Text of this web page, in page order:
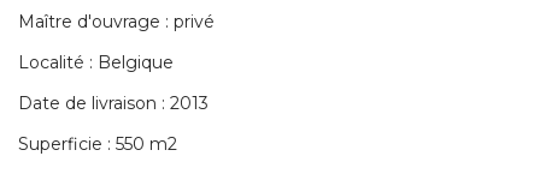
Maître d'ouvrage : privé
Localité : Belgique
Date de livraison : 2013
Superficie : 550 m2